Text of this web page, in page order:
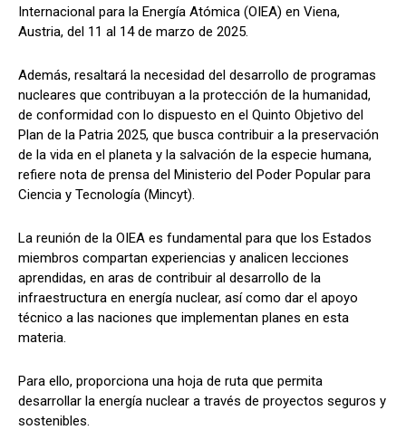
Internacional para la Energía Atómica (OIEA) en Viena,
Austria, del 11 al 14 de marzo de 2025.
Además, resaltará la necesidad del desarrollo de programas
nucleares que contribuyan a la protección de la humanidad,
de conformidad con lo dispuesto en el Quinto Objetivo del
Plan de la Patria 2025, que busca contribuir a la preservación
de la vida en el planeta y la salvación de la especie humana,
refiere nota de prensa del Ministerio del Poder Popular para
Ciencia y Tecnología (Mincyt).
La reunión de la OIEA es fundamental para que los Estados
miembros compartan experiencias y analicen lecciones
aprendidas, en aras de contribuir al desarrollo de la
infraestructura en energía nuclear, así como dar el apoyo
técnico a las naciones que implementan planes en esta
materia.
Para ello, proporciona una hoja de ruta que permita
desarrollar la energía nuclear a través de proyectos seguros y
sostenibles.